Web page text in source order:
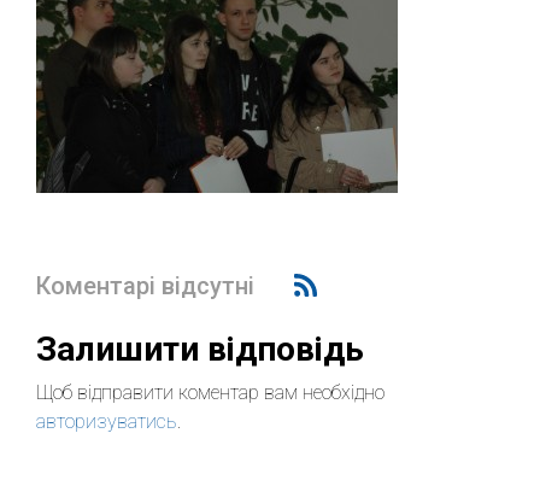
Коментарі відсутні
Залишити відповідь
Щоб відправити коментар вам необхідно
авторизуватись.